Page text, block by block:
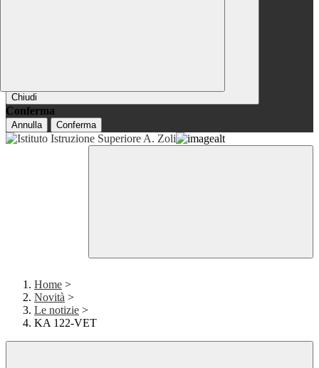
Chiudi
Conferma
Annulla Conferma
Home >
Novità >
Le notizie >
KA 122-VET